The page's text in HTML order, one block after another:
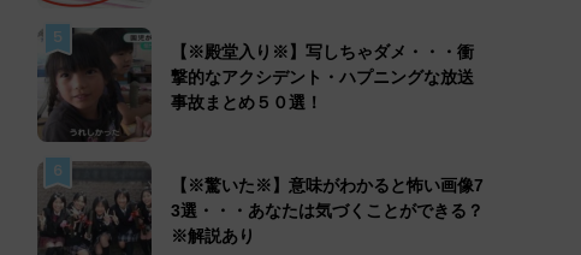
5
【※殿堂入り※】写しちゃダメ・・・衝
撃的なアクシデント・ハプニングな放送
事故まとめ５０選！
6
【※驚いた※】意味がわかると怖い画像7
3選・・・あなたは気づくことができる？
※解説あり